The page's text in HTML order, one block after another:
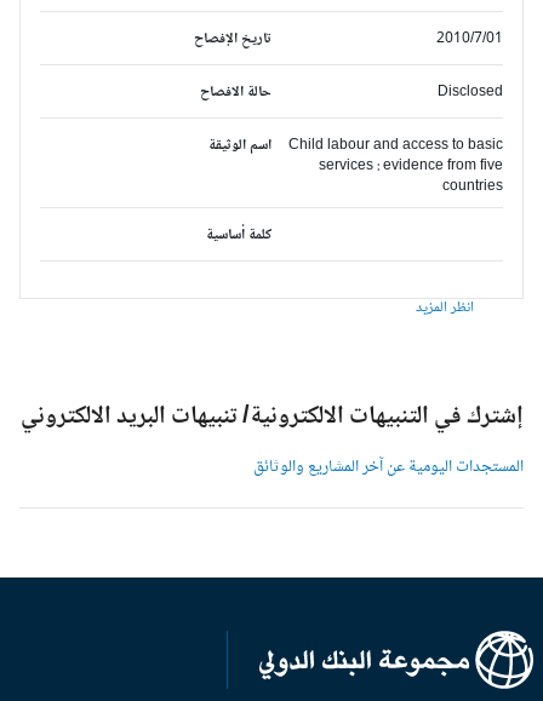
تاريخ الإفصاح 2010/7/01
حالة الافصاح Disclosed
اسم الوثيقة
Child labour and access to basic
services : evidence from five
countries
كلمة أساسية
انظر المزيد
إشترك في التنبيهات الالكترونية/ تنبيهات البريد الالكتروني
المستجدات اليومية عن آخر المشاريع والوثائق